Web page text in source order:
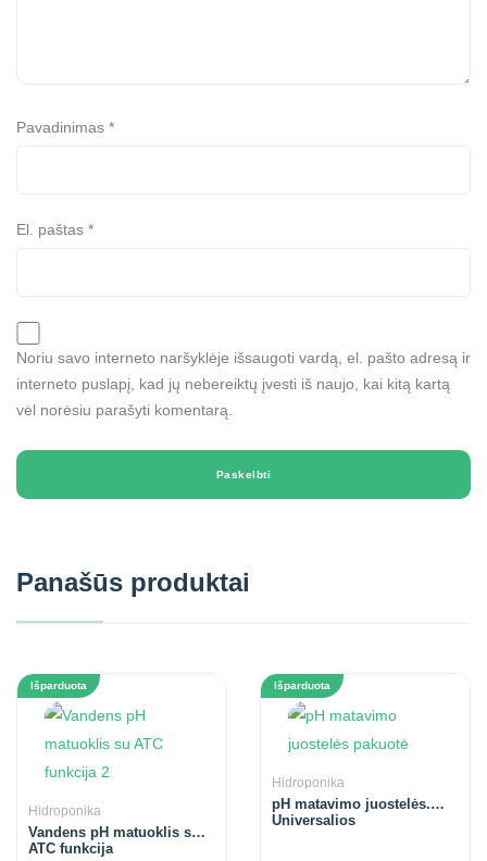
Pavadinimas *
El. paštas *
Noriu savo interneto naršyklėje išsaugoti vardą, el. pašto adresą ir
interneto puslapį, kad jų nebereiktų įvesti iš naujo, kai kitą kartą
vėl norėsiu parašyti komentarą.
Panašūs produktai
Išparduota
Hidroponika
Vandens pH matuoklis su
ATC funkcija
Išparduota
Hidroponika
pH matavimo juostelės.
Universalios